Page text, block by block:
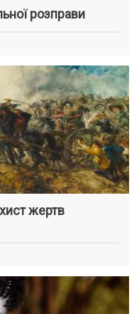
розправи
жертв